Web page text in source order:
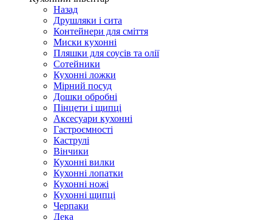
Назад
Друшляки і сита
Контейнери для сміття
Миски кухонні
Пляшки для соусів та олії
Сотейники
Кухонні ложки
Мірний посуд
Дошки обробні
Пінцети і щипці
Аксесуари кухонні
Гастроємності
Каструлі
Вінчики
Кухонні вилки
Кухонні лопатки
Кухонні ножі
Кухонні щипці
Черпаки
Дека